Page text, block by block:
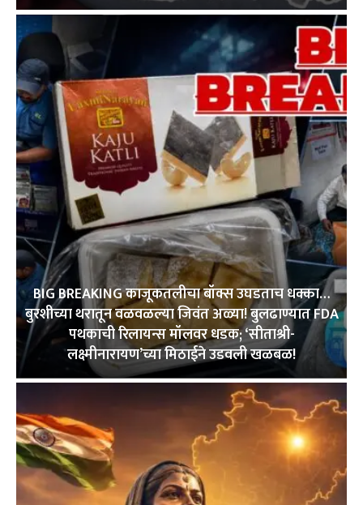
BIG BREAKING काजूकतलीचा बॉक्स उघडताच धक्का…
बुरशीच्या थरातून वळवळल्या जिवंत अळ्या! बुलढाण्यात FDA
पथकाची रिलायन्स मॉलवर धडक; ‘सीताश्री-
लक्ष्मीनारायण’च्या मिठाईने उडवली खळबळ!